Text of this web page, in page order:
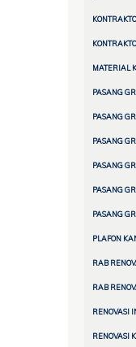
MATERIAL
PASANG
PASANG
PASANG
PASANG
PASANG
PASANG
PLAFON
RAB
RAB
RENOVASI
RENOVASI